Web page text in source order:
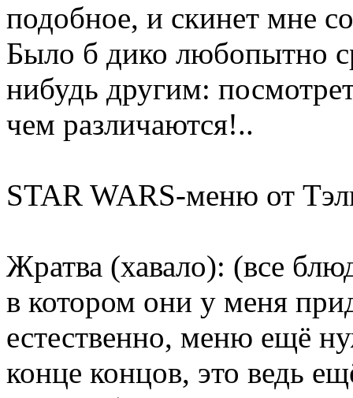
подобное, и скинет мне
Было б дико любопытно
нибудь другим:
чем различаются!..
STAR WARS-меню от
Жратва (хавало): (все
в котором они у меня
естественно, меню ещё
конце концов, это ведь